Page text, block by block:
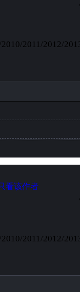
2011/2012/
看该作者
2011/2012/